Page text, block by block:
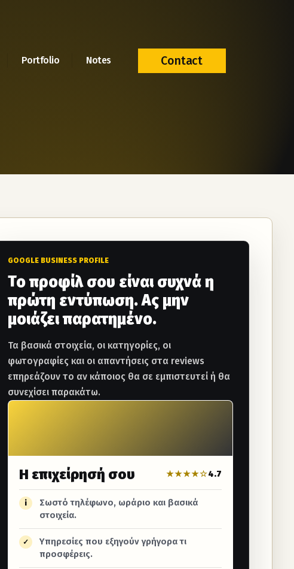
Portfolio Notes Contact
GOOGLE BUSINESS PROFILE
Το προφίλ σου είναι συχνά η
πρώτη εντύπωση. Ας μην
μοιάζει παρατημένο.
Τα βασικά στοιχεία, οι κατηγορίες, οι
φωτογραφίες και οι απαντήσεις στα reviews
επηρεάζουν το αν κάποιος θα σε εμπιστευτεί ή θα
συνεχίσει παρακάτω.
Η επιχείρησή σου ★★★★☆4.7
i
Σωστό τηλέφωνο, ωράριο και βασικά
στοιχεία.
✓
Υπηρεσίες που εξηγούν γρήγορα τι
προσφέρεις.